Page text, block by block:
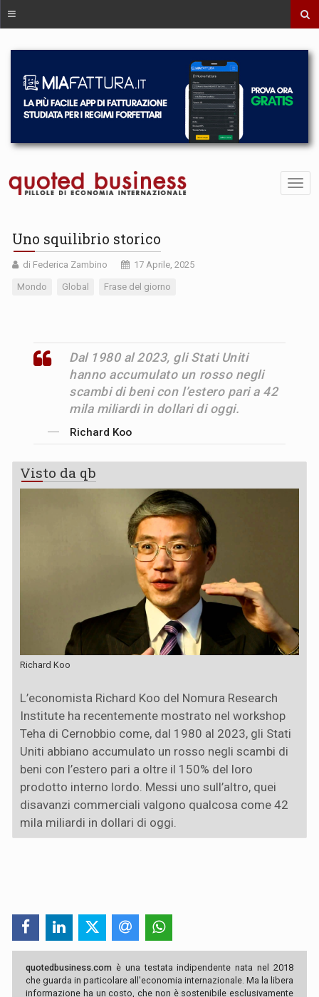
Uno squilibrio storico
di Federica Zambino 17 Aprile, 2025
Mondo Global Frase del giorno
Dal 1980 al 2023, gli Stati Uniti
hanno accumulato un rosso negli
scambi di beni con l’estero pari a 42
mila miliardi in dollari di oggi.
Richard Koo
Visto da qb
Richard Koo
L’economista Richard Koo del Nomura Research
Institute ha recentemente mostrato nel workshop
Teha di Cernobbio come, dal 1980 al 2023, gli Stati
Uniti abbiano accumulato un rosso negli scambi di
beni con l’estero pari a oltre il 150% del loro
prodotto interno lordo. Messi uno sull’altro, quei
disavanzi commerciali valgono qualcosa come 42
mila miliardi in dollari di oggi.
quotedbusiness.com è una testata indipendente nata nel 2018
che guarda in particolare all'economia internazionale. Ma la libera
informazione ha un costo, che non è sostenibile esclusivamente